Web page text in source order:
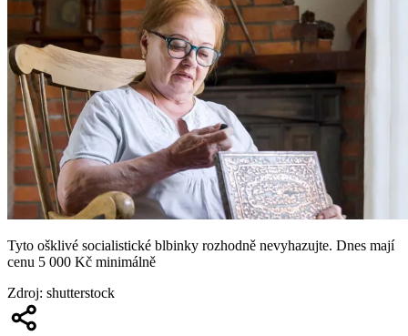
Tyto ošklivé socialistické blbinky rozhodně nevyhazujte. Dnes mají
cenu 5 000 Kč minimálně
Zdroj: shutterstock